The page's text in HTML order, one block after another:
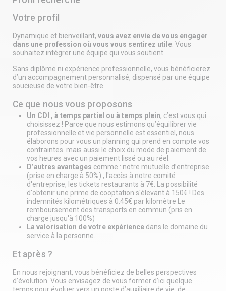
Votre profil
Dynamique et bienveillant, vous avez envie de vous engager
dans une profession où vous vous sentirez utile. Vous
souhaitez intégrer une équipe qui vous soutient.
Sans diplôme ni expérience professionnelle, vous bénéficierez
d’un accompagnement personnalisé, dispensé par une équipe
soucieuse de votre bien-être.
Ce que nous vous proposons
Un CDI , à temps partiel ou à temps plein, c’est vous qui
choisissez ! Parce que nous estimons qu’équilibrer vie
professionnelle et vie personnelle est essentiel, nous
élaborons pour vous un planning qui prend en compte vos
contraintes. mais aussi le choix du mode de paiement de
vos heures avec un paiement lissé ou au réel.
D’autres avantages comme : notre mutuelle d’entreprise
(prise en charge à 50%) , l'accès à notre comité
d'entreprise, les tickets restaurants à 7€. La possibilité
d'obtenir une prime de cooptation s'élevant à 150€ ! Des
indemnités kilométriques à 0.45€ par kilomètre Le
remboursement des transports en commun (pris en
charge jusqu'à 100%)
La valorisation de votre expérience dans le domaine du
service à la personne.
Et après ?
En nous rejoignant, vous bénéficiez de belles perspectives
d’évolution. Vous envisagez de vous former d’ici quelque